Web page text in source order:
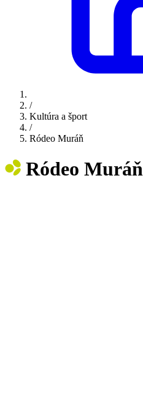
/
Kultúra a šport
/
Ródeo Muráň
Ródeo Muráň